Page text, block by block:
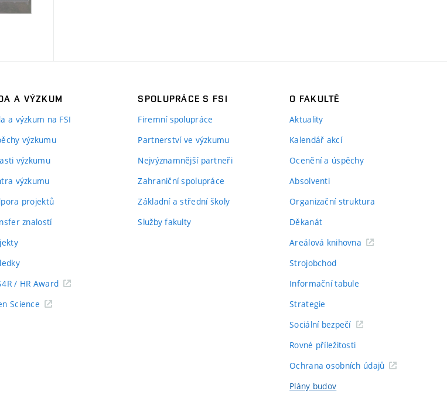
A VÝZKUM
a výzkum na FSI
výzkumu
výzkumu
výzkumu
projektů
znalostí
/ HR Award
Science
SPOLUPRÁCE S FSI
Firemní spolupráce
Partnerství ve výzkumu
Nejvýznamnější partneři
Zahraniční spolupráce
Základní a střední školy
Služby fakulty
O FAKULTĚ
Aktuality
Kalendář akcí
Ocenění a úspěchy
Absolventi
Organizační struktura
Děkanát
Areálová knihovna
Strojobchod
Informační tabule
Strategie
Sociální bezpečí
Rovné příležitosti
Ochrana osobních údajů
Plány budov